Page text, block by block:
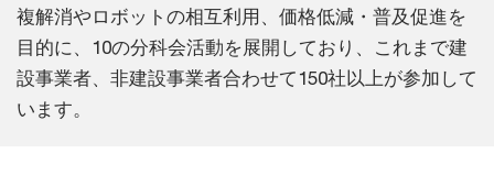
複解消やロボットの相互利用、価格低減・普及促進を
目的に、10の分科会活動を展開しており、これまで建
設事業者、非建設事業者合わせて150社以上が参加して
います。